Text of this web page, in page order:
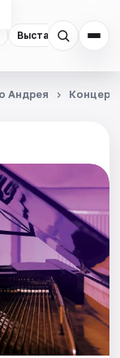
Выставки
Андрея